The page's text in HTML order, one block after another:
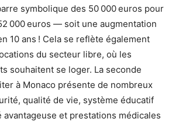
symbolique des 50 000 euros pour
000 euros — soit une augmentation
10 ans ! Cela se reflète également
du secteur libre, où les
souhaitent se loger. La seconde
à Monaco présente de nombreux
qualité de vie, système éducatif
avantageuse et prestations médicales